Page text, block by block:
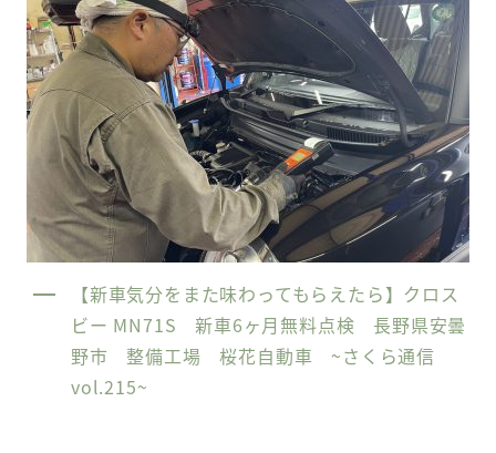
【新車気分をまた味わってもらえたら】クロス
ビー MN71S 新車6ヶ月無料点検 長野県安曇
野市 整備工場 桜花自動車 ~さくら通信
vol.215~